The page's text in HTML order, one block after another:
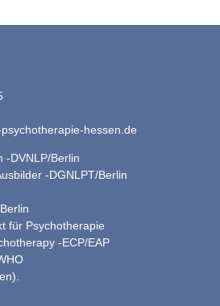
hessen.de
-DVNLP/Berlin
-DGNLPT/Berlin
für Psychotherapie
-ECP/EAP